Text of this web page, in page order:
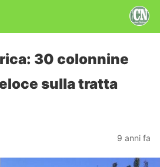
30 colonnine
sulla tratta
9 anni fa